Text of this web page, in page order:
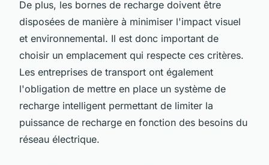
De plus, les bornes de recharge doivent être
disposées de manière à minimiser l'impact visuel
et environnemental. Il est donc important de
choisir un emplacement qui respecte ces critères.
Les entreprises de transport ont également
l'obligation de mettre en place un système de
recharge intelligent permettant de limiter la
puissance de recharge en fonction des besoins du
réseau électrique.